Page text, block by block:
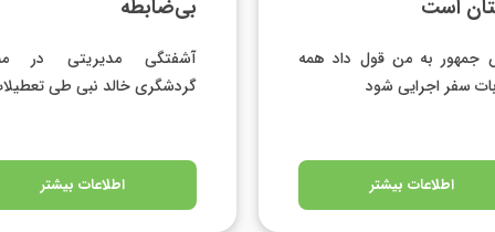
است
جمهور به من قول داد همه
سفر اجرایی شود
اطلاعات بیشتر
بی‌ضابطه
آشفتگی مدیریتی در
گردشگری خالد نبی طی
اطلاعات بیشتر